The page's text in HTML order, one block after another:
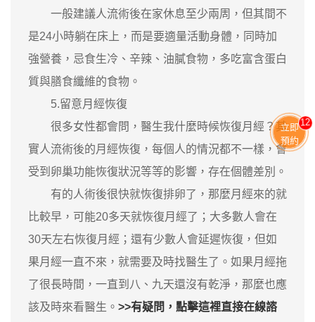
一般建議人流術後在家休息至少兩周，但其間不
是24小時躺在床上，而是要適量活動身體，同時加
強營養，忌食生冷、辛辣、油膩食物，多吃富含蛋白
質與膳食纖維的食物。
5.留意月經恢復
很多女性都會問，醫生我什麼時候恢復月經？其
實人流術後的月經恢復，每個人的情況都不一樣，會
受到卵巢功能恢復狀況等等的影響，存在個體差別。
有的人術後很快就恢復排卵了，那麼月經來的就
比較早，可能20多天就恢復月經了；大多數人會在
30天左右恢復月經；還有少數人會延遲恢復，但如
果月經一直不來，就需要及時找醫生了。如果月經拖
了很長時間，一直到八、九天還沒有乾淨，那麼也應
該及時來看醫生。 >>有疑問，點擊這裡直接在線諮
立即
預約
11